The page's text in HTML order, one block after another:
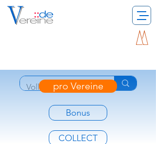
pro Vereine
Bonus
COLLECT